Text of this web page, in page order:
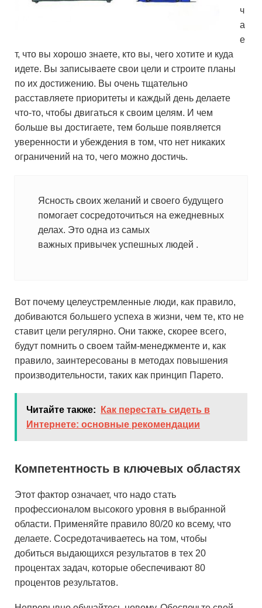
ч
а
е
т, что вы хорошо знаете, кто вы, чего хотите и куда
идете. Вы записываете свои цели и строите планы
по их достижению. Вы очень тщательно
расставляете приоритеты и каждый день делаете
что-то, чтобы двигаться к своим целям. И чем
больше вы достигаете, тем больше появляется
уверенности и убеждения в том, что нет никаких
ограничений на то, чего можно достичь.
Ясность своих желаний и своего будущего
помогает сосредоточиться на ежедневных
делах. Это одна из самых
важных привычек успешных людей .
Вот почему целеустремленные люди, как правило,
добиваются большего успеха в жизни, чем те, кто не
ставит цели регулярно. Они также, скорее всего,
будут помнить о своем тайм-менеджменте и, как
правило, заинтересованы в методах повышения
производительности, таких как принцип Парето.
Читайте также:
Как перестать сидеть в
Интернете: основные рекомендации
Компетентность в ключевых областях
Этот фактор означает, что надо стать
профессионалом высокого уровня в выбранной
области. Применяйте правило 80/20 ко всему, что
делаете. Сосредотачиваетесь на том, чтобы
добиться выдающихся результатов в тех 20
процентах задач, которые обеспечивают 80
процентов результатов.